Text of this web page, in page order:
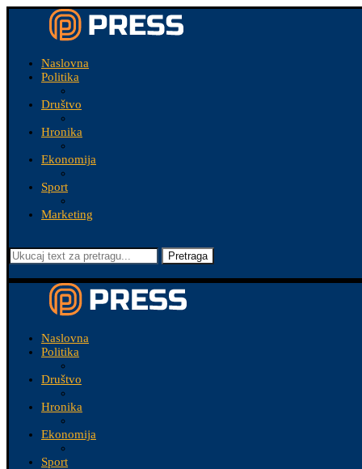
Naslovna
Politika
Društvo
Hronika
Ekonomija
Sport
Marketing
Pretraga
Naslovna
Politika
Društvo
Hronika
Ekonomija
Sport